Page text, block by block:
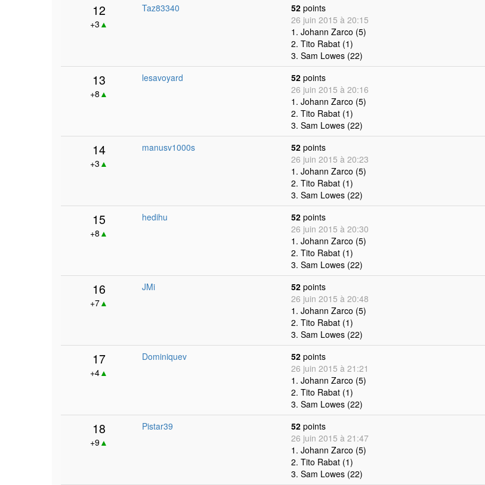
12
+3 ▲
Taz83340 52 points
26 juin 2015 à 20:15
1. Johann Zarco (5)
2. Tito Rabat (1)
3. Sam Lowes (22)
13
+8 ▲
lesavoyard 52 points
26 juin 2015 à 20:16
1. Johann Zarco (5)
2. Tito Rabat (1)
3. Sam Lowes (22)
14
+3 ▲
manusv1000s 52 points
26 juin 2015 à 20:23
1. Johann Zarco (5)
2. Tito Rabat (1)
3. Sam Lowes (22)
15
+8 ▲
hedihu 52 points
26 juin 2015 à 20:30
1. Johann Zarco (5)
2. Tito Rabat (1)
3. Sam Lowes (22)
16
+7▲
JMi 52 points
26 juin 2015 à 20:48
1. Johann Zarco (5)
2. Tito Rabat (1)
3. Sam Lowes (22)
17
+4▲
Dominiquev 52 points
26 juin 2015 à 21:21
1. Johann Zarco (5)
2. Tito Rabat (1)
3. Sam Lowes (22)
18
+9▲
Pistar39 52 points
26 juin 2015 à 21:47
1. Johann Zarco (5)
2. Tito Rabat (1)
3. Sam Lowes (22)